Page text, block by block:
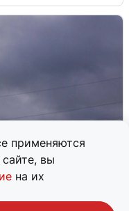
применяются
вы
на их